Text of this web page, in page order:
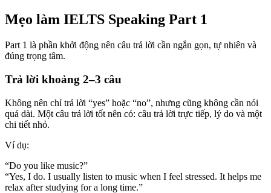
Mẹo làm IELTS Speaking Part 1
Part 1 là phần khởi động nên câu trả lời cần ngắn gọn, tự nhiên và
đúng trọng tâm.
Trả lời khoảng 2–3 câu
Không nên chỉ trả lời “yes” hoặc “no”, nhưng cũng không cần nói
quá dài. Một câu trả lời tốt nên có: câu trả lời trực tiếp, lý do và một
chi tiết nhỏ.
Ví dụ:
“Do you like music?”
“Yes, I do. I usually listen to music when I feel stressed. It helps me
relax after studying for a long time.”